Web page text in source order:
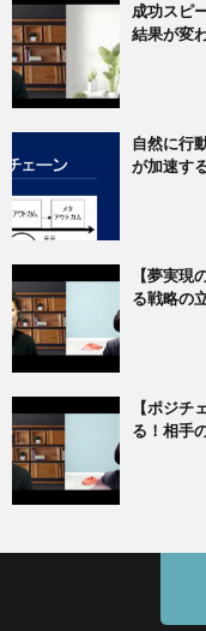
成功スピ
結果が変
自然に行
が加速す
【夢実
る戦略の
【ポジ
る！相手